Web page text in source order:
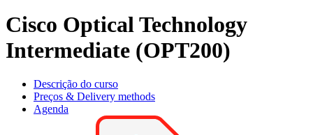
Cisco Optical Technology
Intermediate (OPT200)
Descrição do curso
Preços & Delivery methods
Agenda